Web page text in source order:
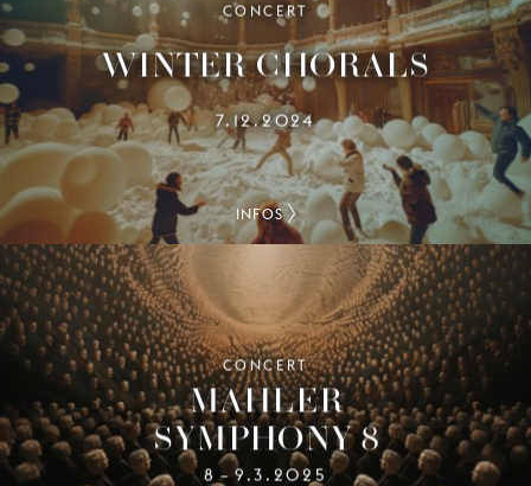
CONCERT
WINTER CHORALS
7.12.2024
INFOS
CONCERT
MAHLER
SYMPHONY 8
8 –9.3.2025